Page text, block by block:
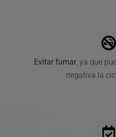
Evitar fumar , ya que
negativa la